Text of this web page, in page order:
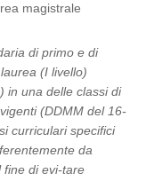
magistrale
di primo e di
(I livello)
in una delle classi di
(DDMM del 16-
curriculari specifici
da
fine di evi-tare